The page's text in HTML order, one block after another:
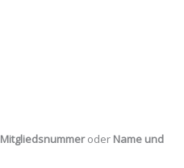
Mitgliedsnummeroder Name und